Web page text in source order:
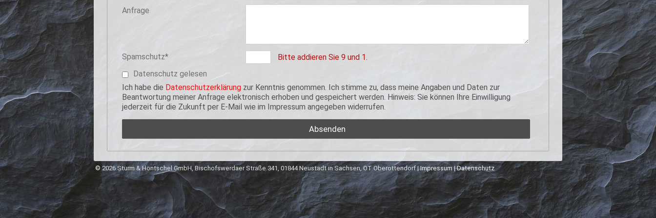
Anfrage
Pflichtfeld
Spamschutz*
Bitte addieren Sie 9 und 1.
Datenschutz gelesen
Ich habe die Datenschutzerklärung zur Kenntnis genommen. Ich stimme zu, dass meine Angaben und Daten zur
Beantwortung meiner Anfrage elektronisch erhoben und gespeichert werden. Hinweis: Sie können Ihre Einwilligung
jederzeit für die Zukunft per E-Mail wie im Impressum angegeben widerrufen.
© 2026 Sturm & Höntschel GmbH, Bischofswerdaer Straße 341, 01844 Neustadt in Sachsen, OT Oberottendorf |Impressum|Datenschutz